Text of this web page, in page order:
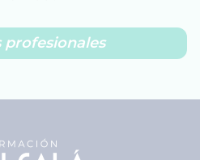
profesionales